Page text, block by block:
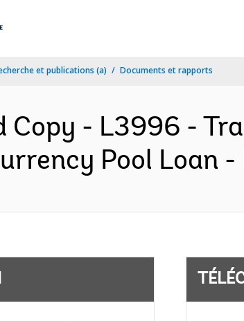
et publications (a) Documents et rapports
Copy - L3996 -
Pool Loan